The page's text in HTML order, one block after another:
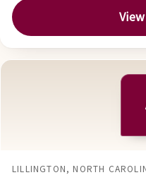
LILLINGTON, NORTH